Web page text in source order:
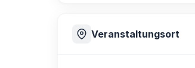
Veranstaltungsort